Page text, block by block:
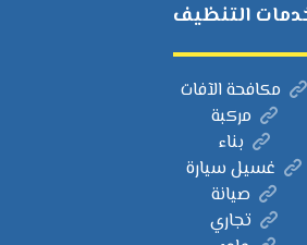
التنظيف
مكافحة الآفات
مركبة
بناء
غسيل سيارة
صيانة
تجاري